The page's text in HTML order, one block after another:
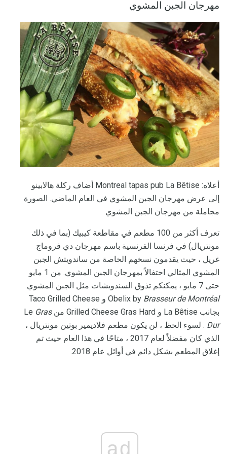
مهرجان الجبن المشوي
أعلاه: Montreal tapas pub La Bêtise أضاف ركلة هالابينو
إلى عرض مهرجان الجبن المشوي في العام الماضي. الصورة
مجاملة من مهرجان الجبن المشوي
تعرف أكثر من 100 مطعم في مقاطعة كيبيك (بما في ذلك
مونتريال) في فرنسا الفرنسية باسم مهرجان دي فروماج
غريل ، حيث يقدمون نسخهم الخاصة من ساندويتش الجبن
المشوي المثالي احتفالاً بمهرجان الجبن المشوي. من 1 مايو
حتى 7 مايو ، يمكنكم تذوق السندويشات مثل الجبن المشوي
Obelix by Brasseur de Montréal
و Taco Grilled Cheese
بجانب La Bêtise و Grilled Cheese Gras Hard من Le
Gras
Dur . لسوء الحظ ، لن يكون مطعم فلاديمير بوتين مونتريال ،
الذي كان مفضلاً لعام 2017 ، متاحًا في هذا العام حيث تم
إغلاق المطعم بشكل دائم في أوائل عام 2018.
ad